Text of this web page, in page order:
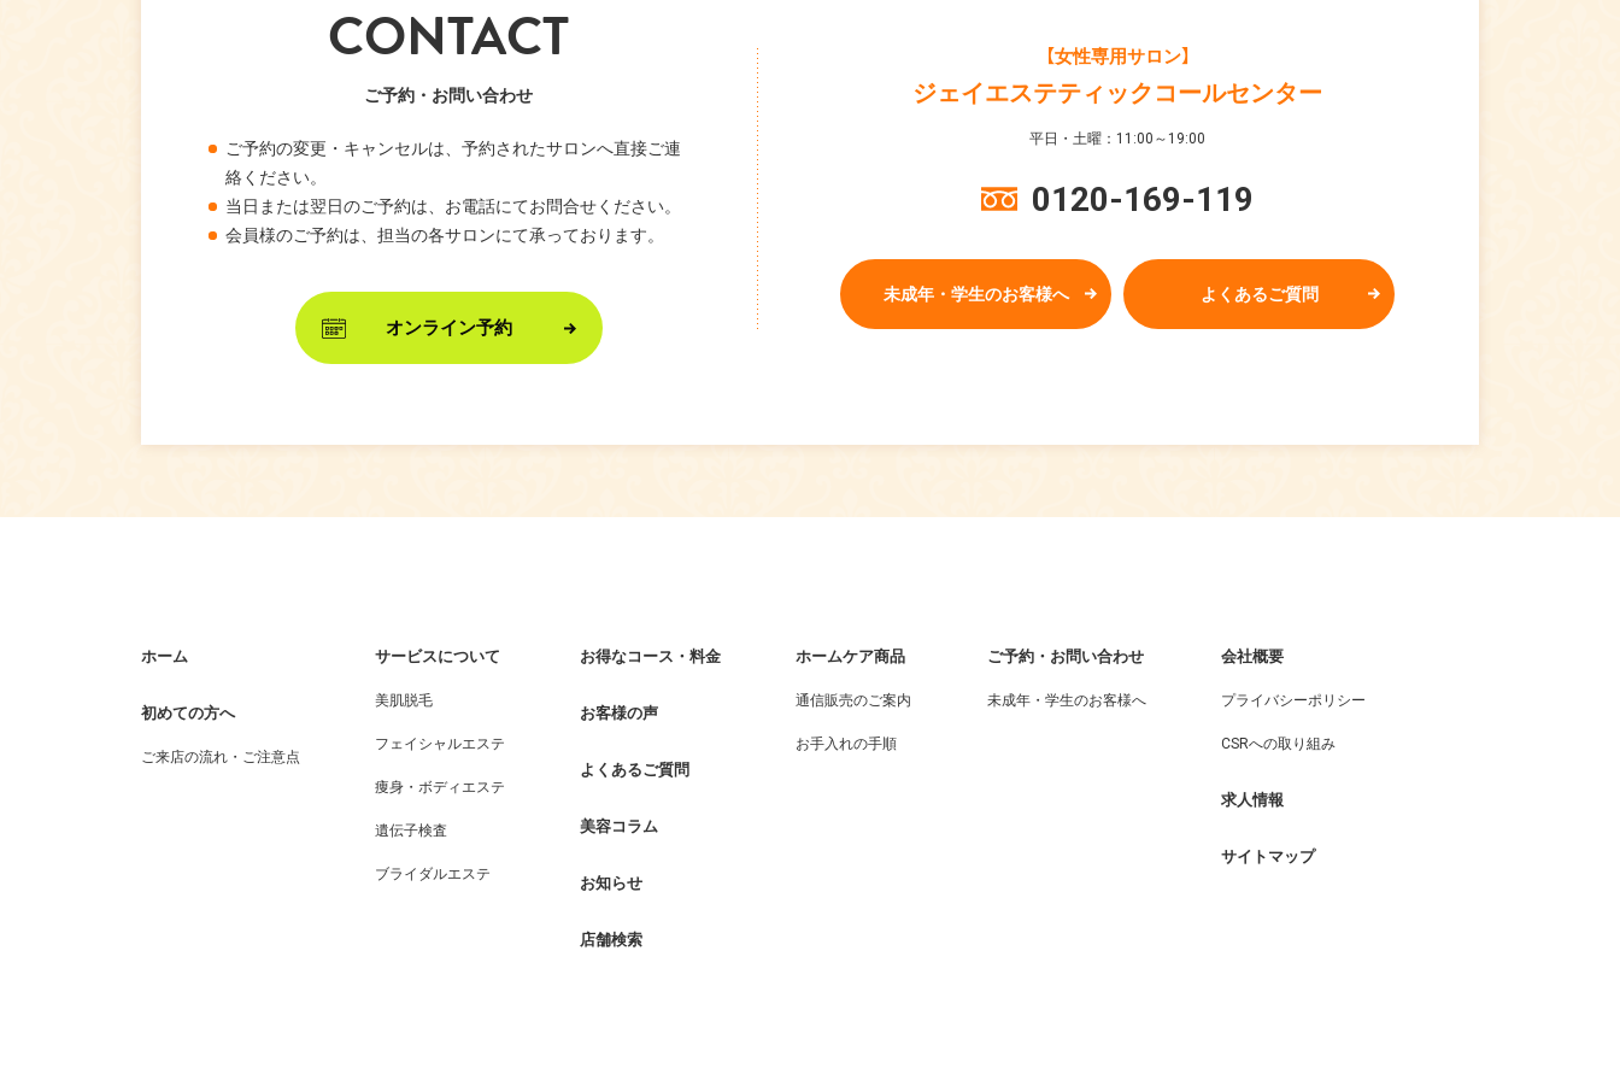
CONTACT
ご予約・お問い合わせ
ご予約の変更・キャンセルは、予約されたサロンへ直接ご連
絡ください。
当日または翌日のご予約は、お電話にてお問合せください。
会員様のご予約は、担当の各サロンにて承っております。
オンライン予約
【女性専用サロン】
ジェイエステティックコールセンター
平日・土曜：11:00～19:00
0120-169-119
未成年・学生のお客様へ よくあるご質問
ホーム
初めての方へ
ご来店の流れ・ご注意点
サービスについて
美肌脱毛
フェイシャルエステ
痩身・ボディエステ
遺伝子検査
ブライダルエステ
お得なコース・料金
お客様の声
よくあるご質問
美容コラム
お知らせ
店舗検索
ホームケア商品
通信販売のご案内
お手入れの手順
ご予約・お問い合わせ
未成年・学生のお客様へ
会社概要
プライバシーポリシー
CSRへの取り組み
求人情報
サイトマップ